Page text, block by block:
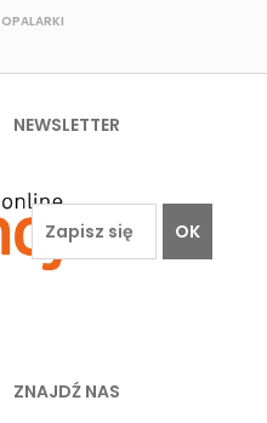
OPALARKI
NEWSLETTER
OK
ZNAJDŹ NAS